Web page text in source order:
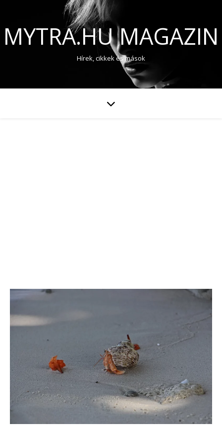
MYTRA.HU MAGAZIN
Hírek, cikkek és mások